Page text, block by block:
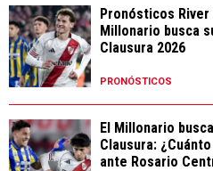
Pronósticos
Millonario busca
Clausura 2026
PRONÓSTICOS
El Millonario
Clausura:
ante Rosario